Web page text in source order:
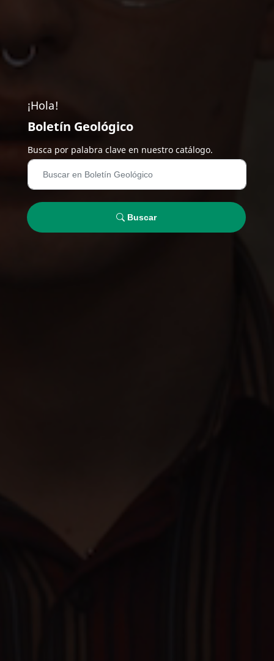
¡Hola!
Boletín Geológico
Busca por palabra clave en nuestro catálogo.
Buscar